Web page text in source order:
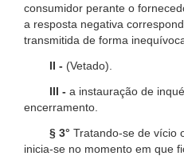
consumidor perante o
a resposta negativa
transmitida de forma
II - (Vetado).
III - a instauração de
encerramento.
§ 3° Tratando-se de vício
inicia-se no momento em que